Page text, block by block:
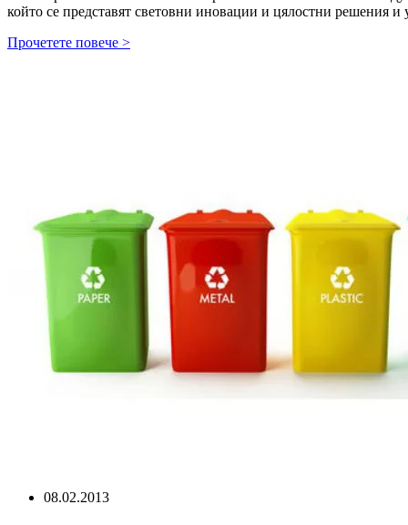
който се представят световни иновации и цялостни решения
Прочетете повече >ХАНОВЕРСКИ
08.02.2013